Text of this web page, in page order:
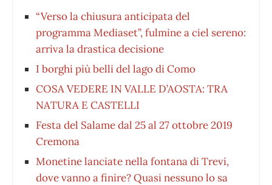
“Verso la chiusura anticipata del
programma Mediaset”, fulmine a ciel sereno:
arriva la drastica decisione
I borghi più belli del lago di Como
COSA VEDERE IN VALLE D’AOSTA: TRA
NATURA E CASTELLI
Festa del Salame dal 25 al 27 ottobre 2019
Cremona
Monetine lanciate nella fontana di Trevi,
dove vanno a finire? Quasi nessuno lo sa